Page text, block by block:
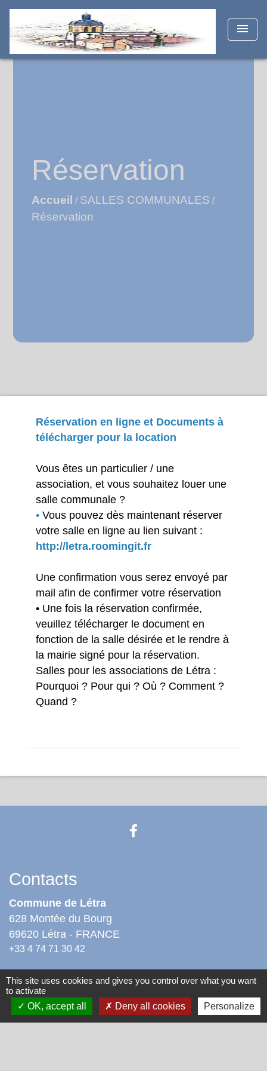
menu
Réservation
Accueil / SALLES COMMUNALES /
Réservation
Réservation en ligne et Documents à
télécharger pour la location
Vous êtes un particulier / une
association, et vous souhaitez louer une
salle communale ?
• Vous pouvez dès maintenant réserver
votre salle en ligne au lien suivant :
http://letra.roomingit.fr
Une confirmation vous serez envoyé par
mail afin de confirmer votre réservation
• Une fois la réservation confirmée,
veuillez télécharger le document en
fonction de la salle désirée et le rendre à
la mairie signé pour la réservation.
Salles pour les associations de Létra :
Pourquoi ? Pour qui ? Où ? Comment ?
Quand ?
Contacts
Commune de Létra
628 Montée du Bourg
69620 Létra - FRANCE
+33 4 74 71 30 42
Ouverture
Lundi : 8h30 - 12h00
Mardi : 8h30 - 12h00
Mercredi : 8h30 - 12h00 - 13h00 - 16h30
This site uses cookies and gives you control over what you want
to activate
OK, accept all
Deny all cookies Personalize